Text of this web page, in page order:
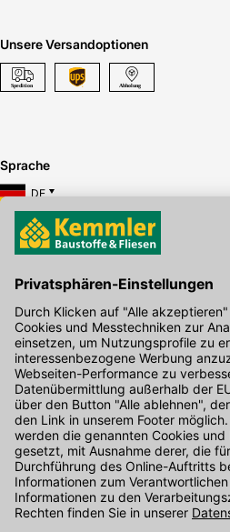
Unsere Versandoptionen
Sprache
DE
Hier gibt's die kostenlose App
Kontakt
Unser Onlineshop Team ist montags
Uhr unter der Telefonnummer07071 /
Alternativ können Sie unser
Den Kontakt direkt in unsere